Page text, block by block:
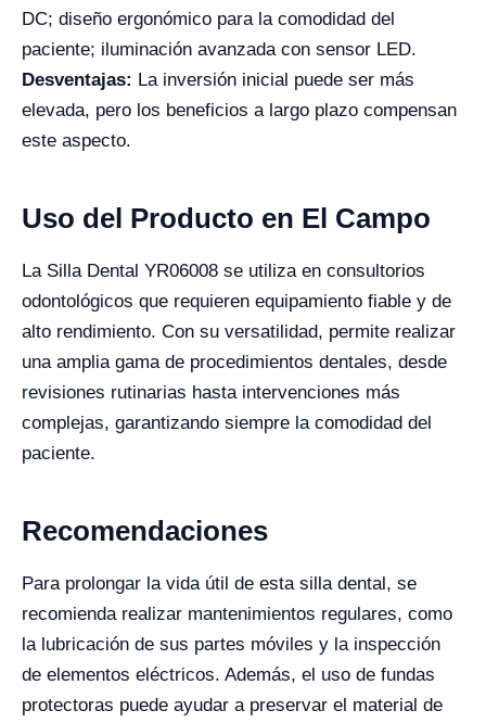
DC; diseño ergonómico para la comodidad del
paciente; iluminación avanzada con sensor LED.
Desventajas: La inversión inicial puede ser más
elevada, pero los beneficios a largo plazo compensan
este aspecto.
Uso del Producto en El Campo
La Silla Dental YR06008 se utiliza en consultorios
odontológicos que requieren equipamiento fiable y de
alto rendimiento. Con su versatilidad, permite realizar
una amplia gama de procedimientos dentales, desde
revisiones rutinarias hasta intervenciones más
complejas, garantizando siempre la comodidad del
paciente.
Recomendaciones
Para prolongar la vida útil de esta silla dental, se
recomienda realizar mantenimientos regulares, como
la lubricación de sus partes móviles y la inspección
de elementos eléctricos. Además, el uso de fundas
protectoras puede ayudar a preservar el material de